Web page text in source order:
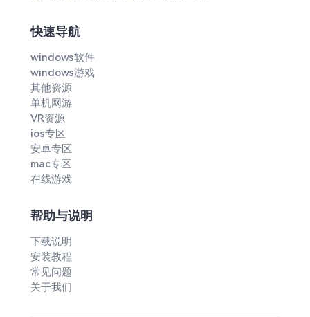
快速导航
windows软件
windows游戏
其他资源
单机网游
VR资源
ios专区
安卓专区
mac专区
在线游戏
帮助与说明
下载说明
安装教程
常见问题
关于我们